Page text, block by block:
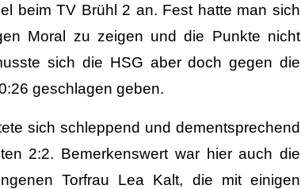
beim TV Brühl 2 an. Fest hatte man sich
Moral zu zeigen und die Punkte nicht
sich die HSG aber doch gegen die
geschlagen geben.
sich schleppend und dementsprechend
2:2. Bemerkenswert war hier auch die
Torfrau Lea Kalt, die mit einigen